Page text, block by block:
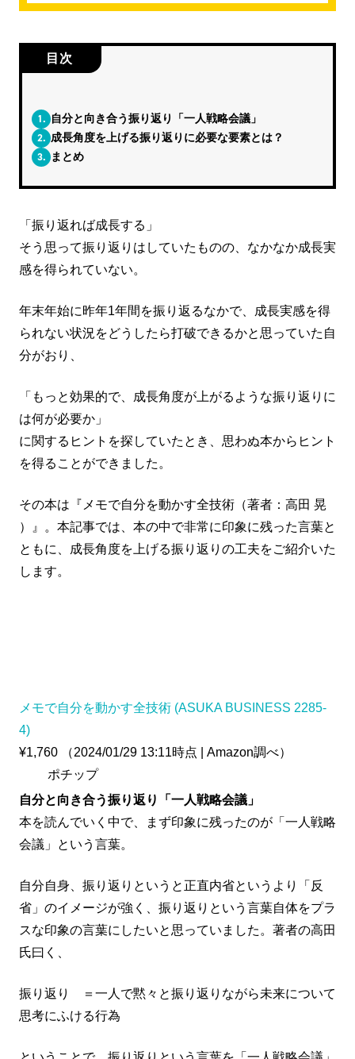
目次
1. 自分と向き合う振り返り「一人戦略会議」
2. 成長角度を上げる振り返りに必要な要素とは？
3. まとめ
「振り返れば成長する」
そう思って振り返りはしていたものの、なかなか成長実
感を得られていない。
年末年始に昨年1年間を振り返るなかで、成長実感を得
られない状況をどうしたら打破できるかと思っていた自
分がおり、
「もっと効果的で、成長角度が上がるような振り返りに
は何が必要か」
に関するヒントを探していたとき、思わぬ本からヒント
を得ることができました。
その本は『メモで自分を動かす全技術（著者：高田 晃
）』。本記事では、本の中で非常に印象に残った言葉と
ともに、成長角度を上げる振り返りの工夫をご紹介いた
します。
メモで自分を動かす全技術 (ASUKA BUSINESS 2285-
4)
¥1,760
（2024/01/29 13:11時点 | Amazon調べ）
ポチップ
自分と向き合う振り返り「一人戦略会議」
本を読んでいく中で、まず印象に残ったのが「一人戦略
会議」という言葉。
自分自身、振り返りというと正直内省というより「反
省」のイメージが強く、振り返りという言葉自体をプラ
スな印象の言葉にしたいと思っていました。著者の高田
氏曰く、
振り返り ＝一人で黙々と振り返りながら未来について
思考にふける行為